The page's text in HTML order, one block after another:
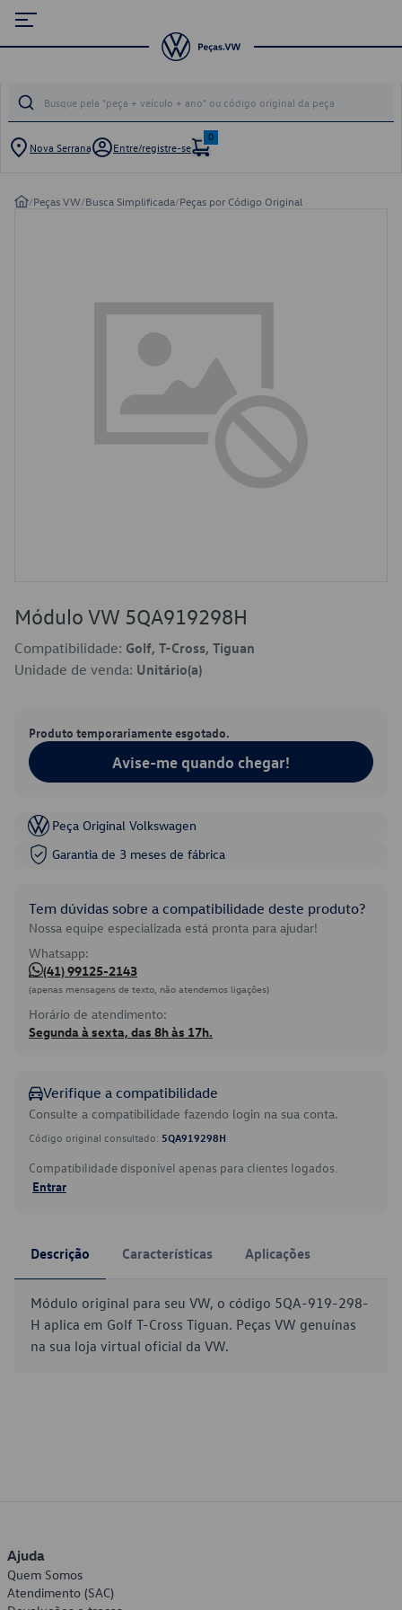
Nova Serrana Entre/registre-se
0
/Peças VW/Busca Simplificada/Peças por Código Original
Módulo VW 5QA919298H
Compatibilidade: Golf, T-Cross, Tiguan
Unidade de venda: Unitário(a)
Produto temporariamente esgotado.
Avise-me quando chegar!
Peça Original Volkswagen
Garantia de 3 meses de fábrica
Tem dúvidas sobre a compatibilidade deste produto?
Nossa equipe especializada está pronta para ajudar!
Whatsapp:
(41) 99125-2143
(apenas mensagens de texto, não atendemos ligações)
Horário de atendimento:
Segunda à sexta, das 8h às 17h.
Verifique a compatibilidade
Consulte a compatibilidade fazendo login na sua conta.
Código original consultado: 5QA919298H
Compatibilidade disponível apenas para clientes logados.
Entrar
Descrição Características Aplicações
Módulo original para seu VW, o código 5QA-919-298-
H aplica em Golf T-Cross Tiguan. Peças VW genuínas
na sua loja virtual oficial da VW.
Ajuda
Quem Somos
Atendimento (SAC)